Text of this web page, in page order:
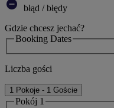
błąd / błędy
Gdzie chcesz jechać?
Booking Dates
Liczba gości
1 Pokoje - 1 Goście
Pokój 1